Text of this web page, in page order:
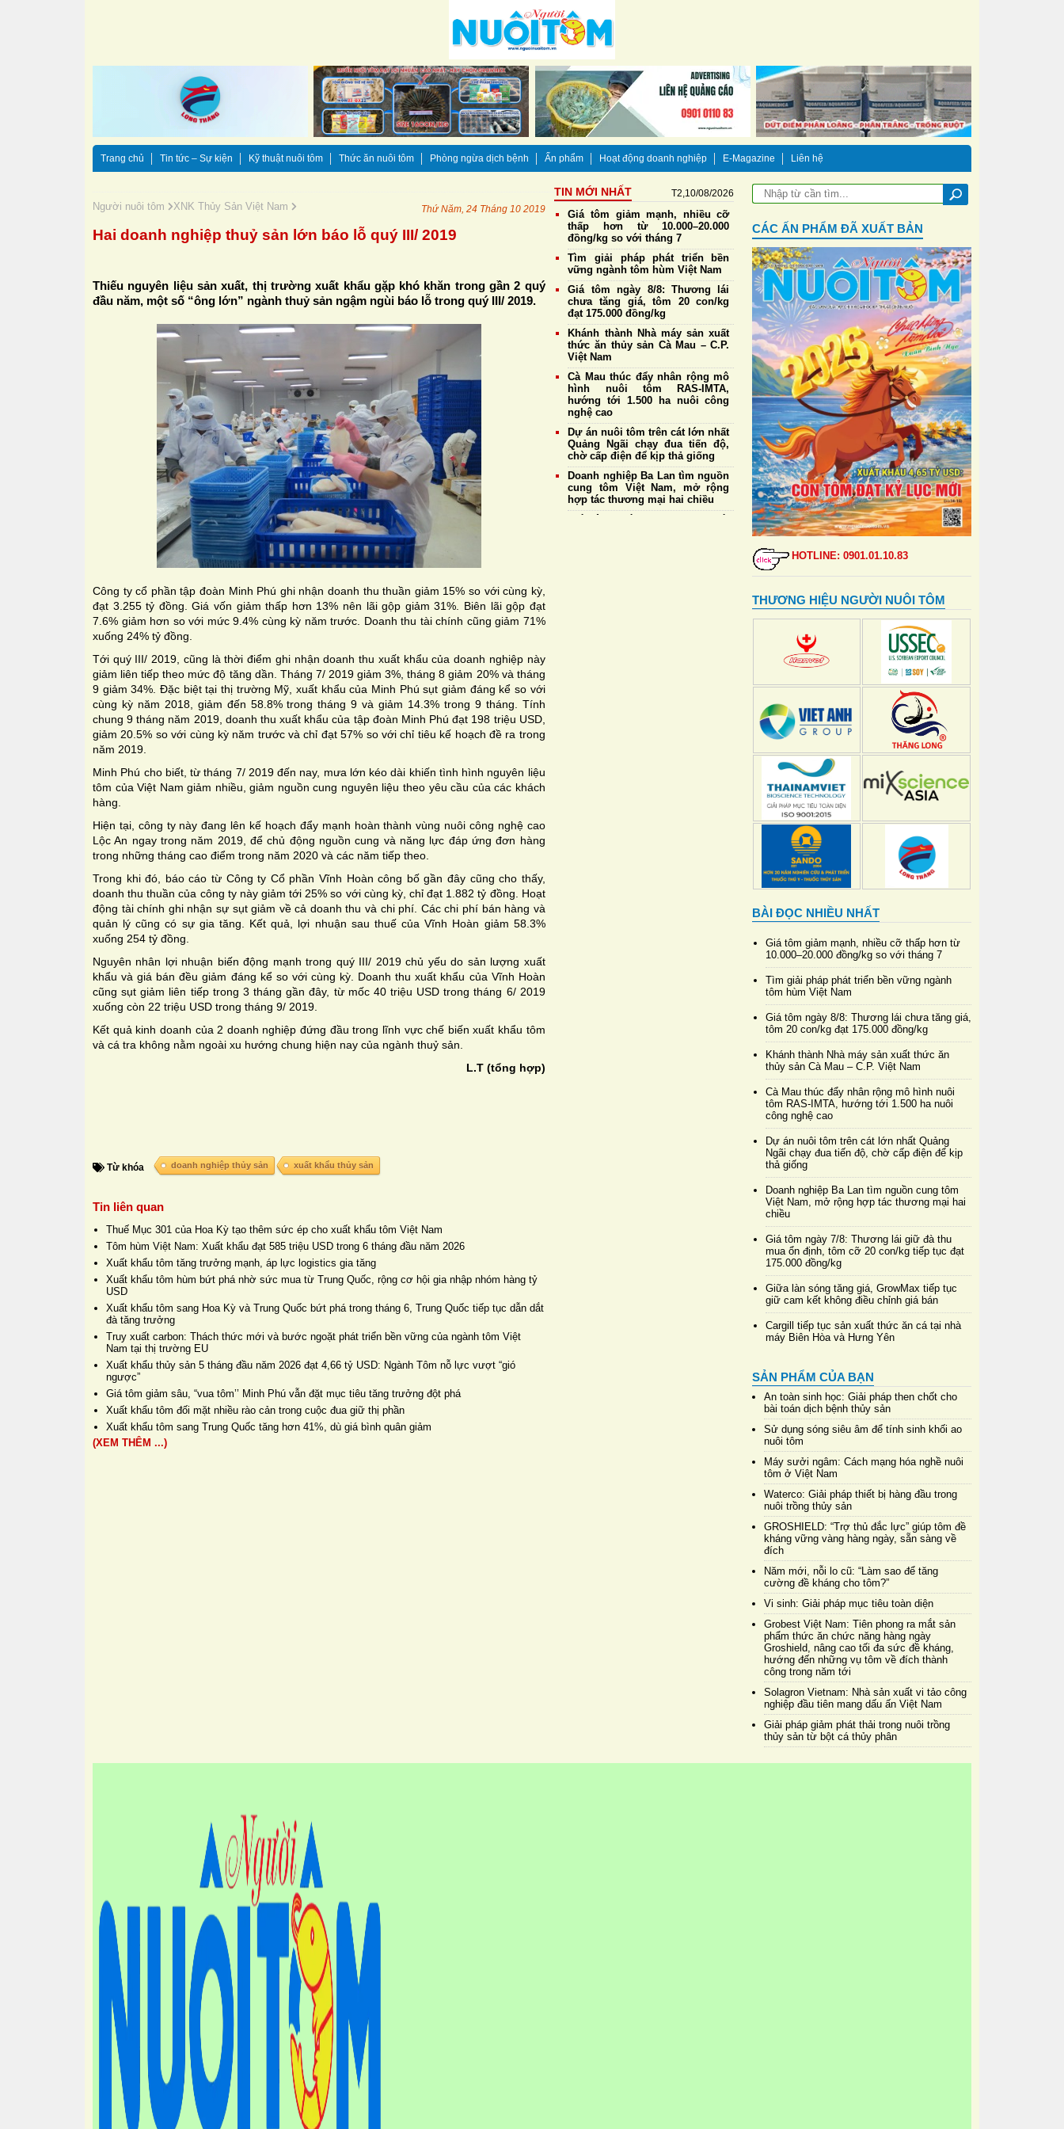
Trang chủ Tin tức – Sự kiện Kỹ thuật nuôi tôm Thức ăn nuôi tôm Phòng ngừa dịch bệnh Ấn phẩm Hoạt động doanh nghiệp E-Magazine Liên hệ
Người nuôi tôm XNK Thủy Sản Việt Nam Thứ Năm, 24 Tháng 10 2019
Hai doanh nghiệp thuỷ sản lớn báo lỗ quý III/ 2019
Thiếu nguyên liệu sản xuất, thị trường xuất khẩu gặp khó khăn trong gần 2 quý
đầu năm, một số “ông lớn” ngành thuỷ sản ngậm ngùi báo lỗ trong quý III/ 2019.
Công ty cổ phần tập đoàn Minh Phú ghi nhận doanh thu thuần giảm 15% so với cùng kỳ,
đạt 3.255 tỷ đồng. Giá vốn giảm thấp hơn 13% nên lãi gộp giảm 31%. Biên lãi gộp đạt
7.6% giảm hơn so với mức 9.4% cùng kỳ năm trước. Doanh thu tài chính cũng giảm 71%
xuống 24% tỷ đồng.
Tới quý III/ 2019, cũng là thời điểm ghi nhận doanh thu xuất khẩu của doanh nghiệp này
giảm liên tiếp theo mức độ tăng dần. Tháng 7/ 2019 giảm 3%, tháng 8 giảm 20% và tháng
9 giảm 34%. Đặc biệt tại thị trường Mỹ, xuất khẩu của Minh Phú sụt giảm đáng kể so với
cùng kỳ năm 2018, giảm đến 58.8% trong tháng 9 và giảm 14.3% trong 9 tháng. Tính
chung 9 tháng năm 2019, doanh thu xuất khẩu của tập đoàn Minh Phú đạt 198 triệu USD,
giảm 20.5% so với cùng kỳ năm trước và chỉ đạt 57% so với chỉ tiêu kế hoạch đề ra trong
năm 2019.
Minh Phú cho biết, từ tháng 7/ 2019 đến nay, mưa lớn kéo dài khiến tình hình nguyên liệu
tôm của Việt Nam giảm nhiều, giảm nguồn cung nguyên liệu theo yêu cầu của các khách
hàng.
Hiện tại, công ty này đang lên kế hoạch đẩy mạnh hoàn thành vùng nuôi công nghệ cao
Lộc An ngay trong năm 2019, để chủ động nguồn cung và năng lực đáp ứng đơn hàng
trong những tháng cao điểm trong năm 2020 và các năm tiếp theo.
Trong khi đó, báo cáo từ Công ty Cổ phần Vĩnh Hoàn công bố gần đây cũng cho thấy,
doanh thu thuần của công ty này giảm tới 25% so với cùng kỳ, chỉ đạt 1.882 tỷ đồng. Hoạt
động tài chính ghi nhận sự sụt giảm về cả doanh thu và chi phí. Các chi phí bán hàng và
quản lý cũng có sự gia tăng. Kết quả, lợi nhuận sau thuế của Vĩnh Hoàn giảm 58.3%
xuống 254 tỷ đồng.
Nguyên nhân lợi nhuận biến động mạnh trong quý III/ 2019 chủ yếu do sản lượng xuất
khẩu và giá bán đều giảm đáng kể so với cùng kỳ. Doanh thu xuất khẩu của Vĩnh Hoàn
cũng sụt giảm liên tiếp trong 3 tháng gần đây, từ mốc 40 triệu USD trong tháng 6/ 2019
xuống còn 22 triệu USD trong tháng 9/ 2019.
Kết quả kinh doanh của 2 doanh nghiệp đứng đầu trong lĩnh vực chế biến xuất khẩu tôm
và cá tra không nằm ngoài xu hướng chung hiện nay của ngành thuỷ sản.
L.T (tổng hợp)
Từ khóa doanh nghiệp thủy sản xuất khẩu thủy sản
Tin liên quan
Thuế Mục 301 của Hoa Kỳ tạo thêm sức ép cho xuất khẩu tôm Việt Nam
Tôm hùm Việt Nam: Xuất khẩu đạt 585 triệu USD trong 6 tháng đầu năm 2026
Xuất khẩu tôm tăng trưởng mạnh, áp lực logistics gia tăng
Xuất khẩu tôm hùm bứt phá nhờ sức mua từ Trung Quốc, rộng cơ hội gia nhập nhóm hàng tỷ
USD
Xuất khẩu tôm sang Hoa Kỳ và Trung Quốc bứt phá trong tháng 6, Trung Quốc tiếp tục dẫn dắt
đà tăng trưởng
Truy xuất carbon: Thách thức mới và bước ngoặt phát triển bền vững của ngành tôm Việt
Nam tại thị trường EU
Xuất khẩu thủy sản 5 tháng đầu năm 2026 đạt 4,66 tỷ USD: Ngành Tôm nỗ lực vượt “gió
ngược”
Giá tôm giảm sâu, “vua tôm’’ Minh Phú vẫn đặt mục tiêu tăng trưởng đột phá
Xuất khẩu tôm đối mặt nhiều rào cản trong cuộc đua giữ thị phần
Xuất khẩu tôm sang Trung Quốc tăng hơn 41%, dù giá bình quân giảm
(XEM THÊM ...)
TIN MỚI NHẤT T2,10/08/2026
Giá tôm giảm mạnh, nhiều cỡ
thấp hơn từ 10.000–20.000
đồng/kg so với tháng 7
Tìm giải pháp phát triển bền
vững ngành tôm hùm Việt Nam
Giá tôm ngày 8/8: Thương lái
chưa tăng giá, tôm 20 con/kg
đạt 175.000 đồng/kg
Khánh thành Nhà máy sản xuất
thức ăn thủy sản Cà Mau – C.P.
Việt Nam
Cà Mau thúc đẩy nhân rộng mô
hình nuôi tôm RAS-IMTA,
hướng tới 1.500 ha nuôi công
nghệ cao
Dự án nuôi tôm trên cát lớn nhất
Quảng Ngãi chạy đua tiến độ,
chờ cấp điện để kịp thả giống
Doanh nghiệp Ba Lan tìm nguồn
cung tôm Việt Nam, mở rộng
hợp tác thương mại hai chiều
CÁC ẤN PHẨM ĐÃ XUẤT BẢN
HOTLINE: 0901.01.10.83
THƯƠNG HIỆU NGƯỜI NUÔI TÔM
BÀI ĐỌC NHIỀU NHẤT
Giá tôm giảm mạnh, nhiều cỡ thấp hơn từ
10.000–20.000 đồng/kg so với tháng 7
Tìm giải pháp phát triển bền vững ngành
tôm hùm Việt Nam
Giá tôm ngày 8/8: Thương lái chưa tăng giá,
tôm 20 con/kg đạt 175.000 đồng/kg
Khánh thành Nhà máy sản xuất thức ăn
thủy sản Cà Mau – C.P. Việt Nam
Cà Mau thúc đẩy nhân rộng mô hình nuôi
tôm RAS-IMTA, hướng tới 1.500 ha nuôi
công nghệ cao
Dự án nuôi tôm trên cát lớn nhất Quảng
Ngãi chạy đua tiến độ, chờ cấp điện để kịp
thả giống
Doanh nghiệp Ba Lan tìm nguồn cung tôm
Việt Nam, mở rộng hợp tác thương mại hai
chiều
Giá tôm ngày 7/8: Thương lái giữ đà thu
mua ổn định, tôm cỡ 20 con/kg tiếp tục đạt
175.000 đồng/kg
Giữa làn sóng tăng giá, GrowMax tiếp tục
giữ cam kết không điều chỉnh giá bán
Cargill tiếp tục sản xuất thức ăn cá tại nhà
máy Biên Hòa và Hưng Yên
SẢN PHẨM CỦA BẠN
An toàn sinh học: Giải pháp then chốt cho
bài toán dịch bệnh thủy sản
Sử dụng sóng siêu âm để tính sinh khối ao
nuôi tôm
Máy sưởi ngâm: Cách mạng hóa nghề nuôi
tôm ở Việt Nam
Waterco: Giải pháp thiết bị hàng đầu trong
nuôi trồng thủy sản
GROSHIELD: “Trợ thủ đắc lực” giúp tôm đề
kháng vững vàng hàng ngày, sẵn sàng về
đích
Năm mới, nỗi lo cũ: “Làm sao để tăng
cường đề kháng cho tôm?”
Vi sinh: Giải pháp mục tiêu toàn diện
Grobest Việt Nam: Tiên phong ra mắt sản
phẩm thức ăn chức năng hàng ngày
Groshield, nâng cao tối đa sức đề kháng,
hướng đến những vụ tôm về đích thành
công trong năm tới
Solagron Vietnam: Nhà sản xuất vi tảo công
nghiệp đầu tiên mang dấu ấn Việt Nam
Giải pháp giảm phát thải trong nuôi trồng
thủy sản từ bột cá thủy phân